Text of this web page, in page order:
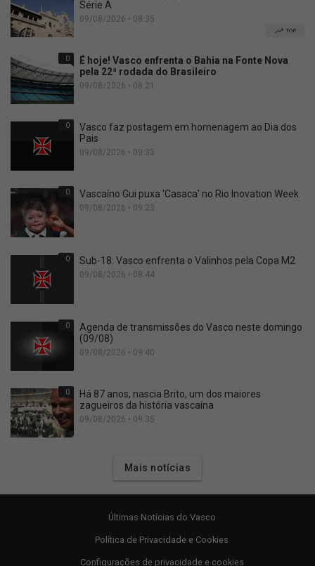
Série A
09/08/2026 • 08:35
TOP
0
É hoje! Vasco enfrenta o Bahia na Fonte Nova
pela 22ª rodada do Brasileiro
09/08/2026 • 08:21
0
Vasco faz postagem em homenagem ao Dia dos
Pais
09/08/2026 • 09:33
0 Vascaíno Gui puxa 'Casaca' no Rio Inovation Week
09/08/2026 • 09:23
0 Sub-18: Vasco enfrenta o Valinhos pela Copa M2
09/08/2026 • 08:44
0
Agenda de transmissões do Vasco neste domingo
(09/08)
09/08/2026 • 09:40
0
Há 87 anos, nascia Brito, um dos maiores
zagueiros da história vascaína
09/08/2026 • 09:35
Mais notícias
Últimas Notícias do Vasco
Política de Privacidade e Cookies
Configurações de privacidade e cookies